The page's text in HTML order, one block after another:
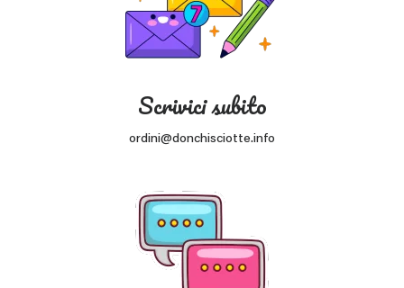
Scrivici subito
ordini@donchisciotte.info